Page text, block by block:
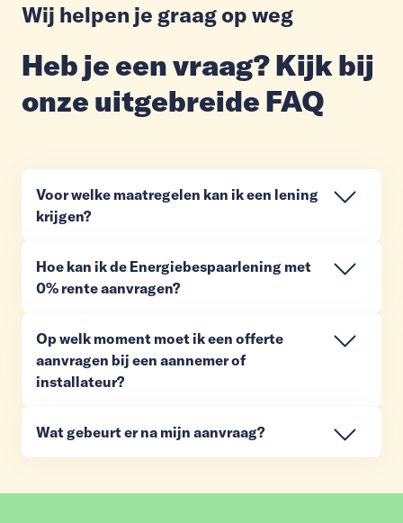
Wij helpen je graag op weg
Heb je een vraag? Kijk bij
onze uitgebreide FAQ
Voor welke maatregelen kan ik een lening
krijgen?
Hoe kan ik de Energiebespaarlening met
0% rente aanvragen?
Op welk moment moet ik een offerte
aanvragen bij een aannemer of
installateur?
Wat gebeurt er na mijn aanvraag?